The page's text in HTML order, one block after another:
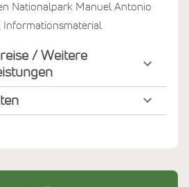
Nationalpark Manuel Antonio
Informationsmaterial
/ Weitere